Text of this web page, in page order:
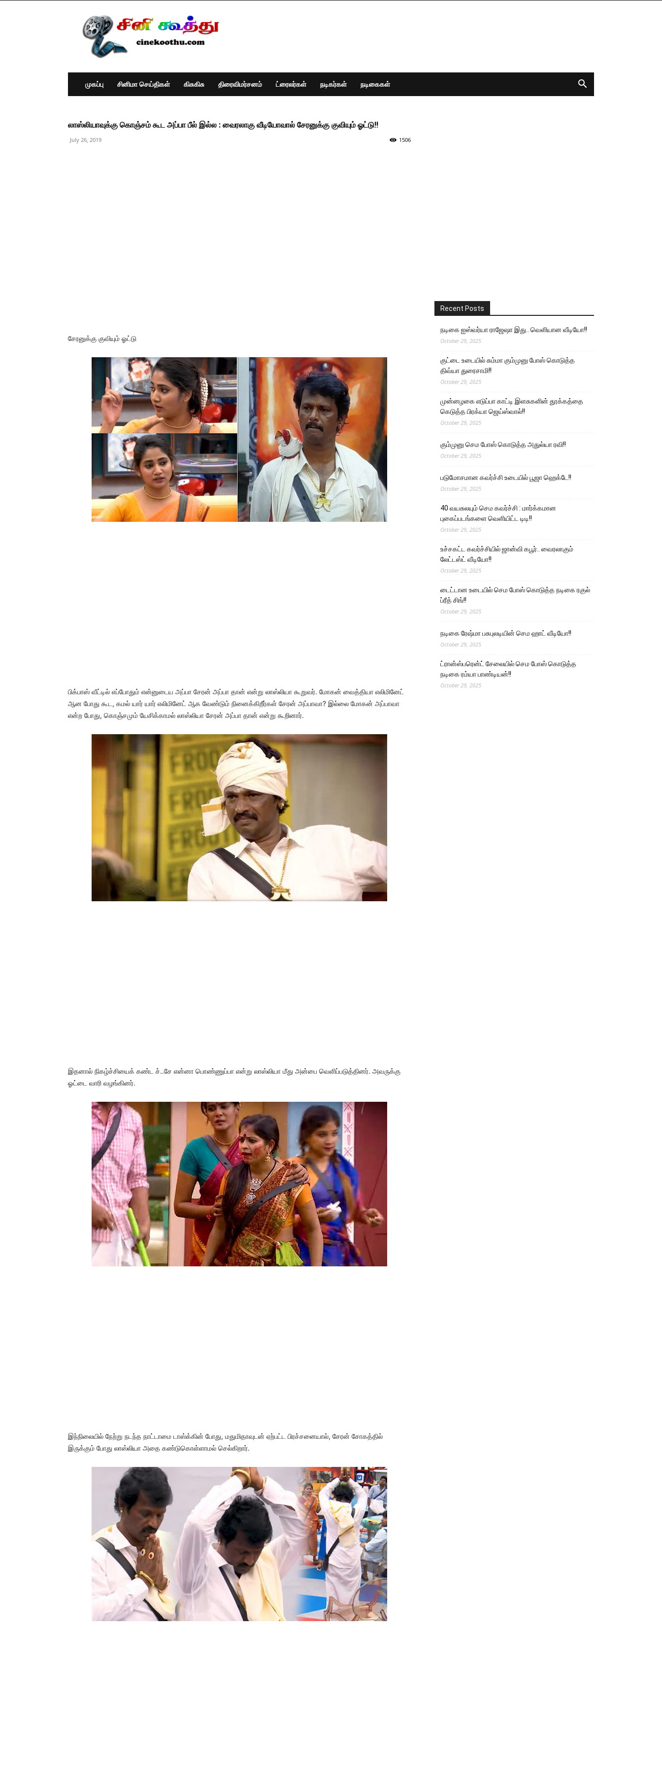
Cine
Koothu
:
Tamil
Cinema
News
முகப்பு
சினிமா செய்திகள் கிசுகிசு திரைவிமர்சனம் ட்ரைலர்கள் நடிகர்கள் நடிகைகள்
லாஸ்லியாவுக்கு கொஞ்சம் கூட அப்பா பீல் இல்ல : வைரலாகு வீடியோவால் சேரனுக்கு குவியும் ஓட்டு!!
July 26, 2019 1506
சேரனுக்கு குவியும் ஓட்டு
பிக்பாஸ் வீட்டில் எப்போதும் என்னுடைய அப்பா சேரன் அப்பா தான் என்று லாஸ்லியா கூறுவர். மோகன் வைத்தியா எலிமினேட்
ஆன போது கூட, கமல் யார் யார் எலிமினேட் ஆக வேண்டும் நினைக்கிறீர்கள் சேரன் அப்பாவா? இல்லை மோகன் அப்பாவா
என்ற போது, கொஞ்சமும் யேசிக்காமல் லாஸ்லியா சேரன் அப்பா தான் என்று கூறினார்.
இதனால் நிகழ்ச்சியைக் கண்ட ச்..சே என்னா பொண்ணுப்பா என்று லாஸ்லியா மீது அன்பை வெளிப்படுத்தினர். அவருக்கு
ஓட்டை வாரி வழங்கினர்.
இந்நிலையில் நேற்று நடந்த நாட்டாமை டாஸ்க்கின் போது, மதுமிதாவுடன் ஏற்பட்ட பிரச்சனையால், சேரன் சோகத்தில்
இருக்கும் போது லாஸ்லியா அதை கண்டுகொள்ளாமல் செல்கிறார்.
Recent Posts
நடிகை ஐஸ்வர்யா ராஜேஷா இது.. வெளியான வீடியோ!!
October 29, 2025
குட்டை உடையில் சும்மா கும்முனு போஸ் கொடுத்த
திவ்யா துரைசாமி!!
October 29, 2025
முன்னழகை எடுப்பா காட்டி இளசுகளின் தூக்கத்தை
கெடுத்த பிரக்யா ஜெய்ஸ்வால்!!
October 29, 2025
கும்முனு செம போஸ் கொடுத்த அதுல்யா ரவி!!
October 29, 2025
படுமோசமான கவர்ச்சி உடையில் பூஜா ஹெக்டே!!
October 29, 2025
40 வயசுலயும் செம கவர்ச்சி : மார்க்கமான
புகைப்படங்களை வெளியிட்ட டிடி!!
October 29, 2025
உச்சகட்ட கவர்ச்சியில் ஜான்வி கபூர்.. வைரலாகும்
லேட்டஸ்ட் வீடியோ!!
October 29, 2025
டைட்டான உடையில் செம போஸ் கொடுத்த நடிகை ரகுல்
ப்ரீத் சிங்!!
October 29, 2025
நடிகை ரேஷ்மா பசுபுலடியின் செம ஹாட் வீடியோ!!
October 29, 2025
ட்ரான்ஸ்பரென்ட் சேலையில் செம போஸ் கொடுத்த
நடிகை ரம்யா பாண்டியன்!!
October 29, 2025